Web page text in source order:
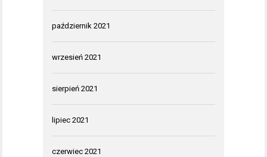
październik 2021
wrzesień 2021
sierpień 2021
lipiec 2021
czerwiec 2021